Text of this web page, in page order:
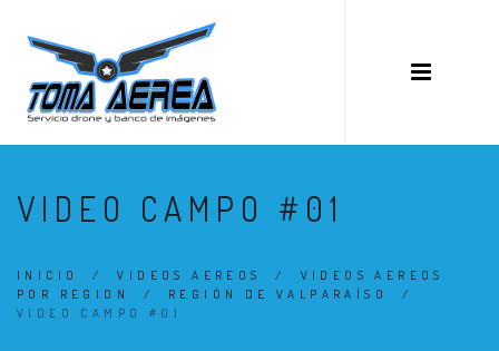
VIDEO CAMPO #01
INICIO /VIDEOS AEREOS / VIDEOS AEREOS
POR REGION
/ REGIÓN DE VALPARAÍSO
/
VIDEO CAMPO #01